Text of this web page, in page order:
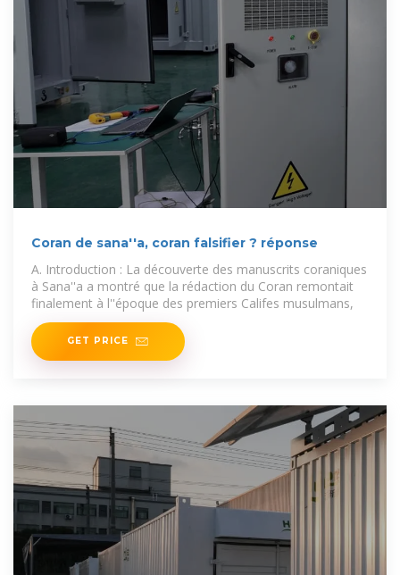
Coran de sana''a, coran falsifier ? réponse
A. Introduction : La découverte des manuscrits coraniques
à Sana''a a montré que la rédaction du Coran remontait
finalement à l''époque des premiers Califes musulmans,
GET PRICE